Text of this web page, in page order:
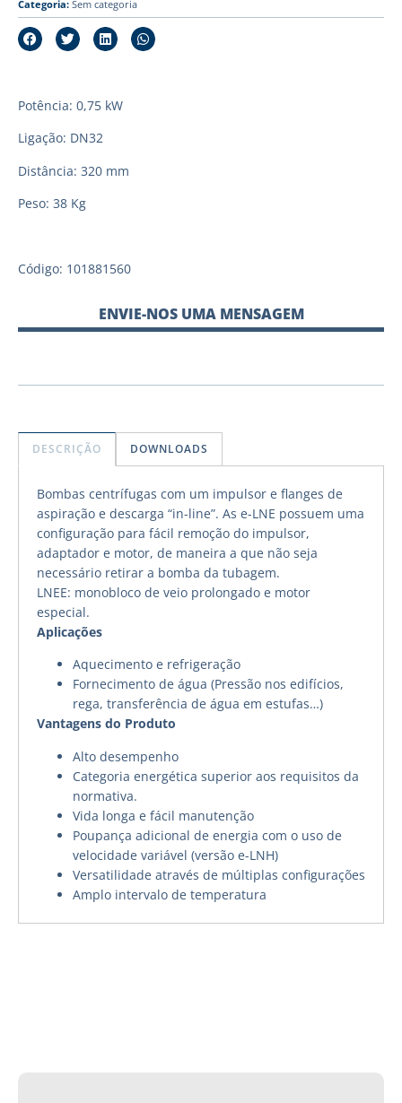
Categoria: Sem categoria
Potência: 0,75 kW
Ligação: DN32
Distância: 320 mm
Peso: 38 Kg
Código: 101881560
ENVIE-NOS UMA MENSAGEM
DESCRIÇÃO DOWNLOADS
Bombas centrífugas com um impulsor e flanges de
aspiração e descarga “in-line”. As e-LNE possuem uma
configuração para fácil remoção do impulsor,
adaptador e motor, de maneira a que não seja
necessário retirar a bomba da tubagem.
LNEE: monobloco de veio prolongado e motor
especial.
Aplicações
Aquecimento e refrigeração
Fornecimento de água (Pressão nos edifícios,
rega, transferência de água em estufas…)
Vantagens do Produto
Alto desempenho
Categoria energética superior aos requisitos da
normativa.
Vida longa e fácil manutenção
Poupança adicional de energia com o uso de
velocidade variável (versão e-LNH)
Versatilidade através de múltiplas configurações
Amplo intervalo de temperatura